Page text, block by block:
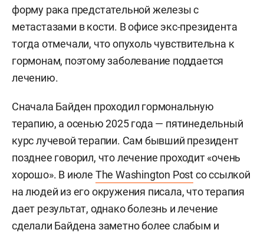
форму рака предстательной железы с
метастазами в кости. В офисе экс-президента
тогда отмечали, что опухоль чувствительна к
гормонам, поэтому заболевание поддается
лечению.
Сначала Байден проходил гормональную
терапию, а осенью 2025 года — пятинедельный
курс лучевой терапии. Сам бывший президент
позднее говорил, что лечение проходит «очень
хорошо». В июле The Washington Postсо ссылкой
на людей из его окружения писала, что терапия
дает результат, однако болезнь и лечение
сделали Байдена заметно более слабым и